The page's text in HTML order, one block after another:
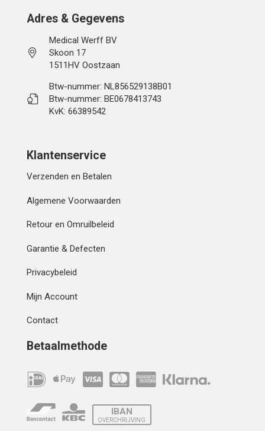
Adres & Gegevens
Medical Werff BV
Skoon 17
1511HV Oostzaan
Btw-nummer: NL856529138B01
Btw-nummer: BE0678413743
KvK: 66389542
Klantenservice
Verzenden en Betalen
Algemene Voorwaarden
Retour en Omruilbeleid
Garantie & Defecten
Privacybeleid
Mijn Account
Contact
Betaalmethode
IBAN
OVERCHRIJVING